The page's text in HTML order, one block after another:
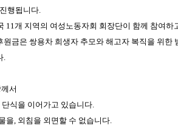
행됩니다.
11개 지역의 여성노동자회 회장단이 함께 참여하
금은 쌍용차 희생자 추모와 해고자 복직을 위한
.
서
식을 이어가고 있습니다.
을, 외침을 외면할 수 없습니다.